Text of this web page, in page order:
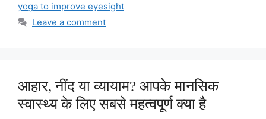
yoga to improve eyesight
Leave a comment
आहार, नींद या व्यायाम? आपके मानसिक
स्वास्थ्य के लिए सबसे महत्वपूर्ण क्या है